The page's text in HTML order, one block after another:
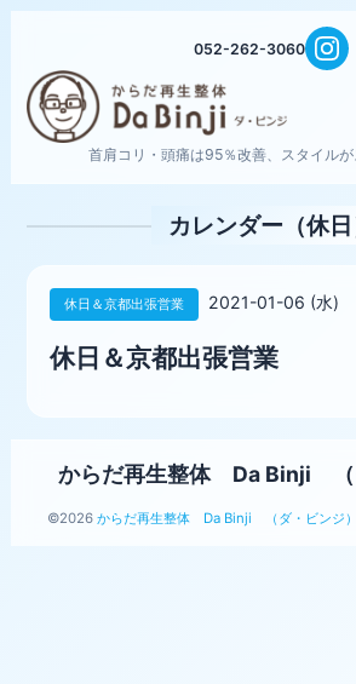
052-262-3060
首肩コリ・頭痛は95％改善、スタイル
カレンダー（休日
休日＆京都出張営業 2021-01-06 (水)
休日＆京都出張営業
からだ再生整体 Da Binji （
©2026 からだ再生整体 Da Binji （ダ・ビンジ）